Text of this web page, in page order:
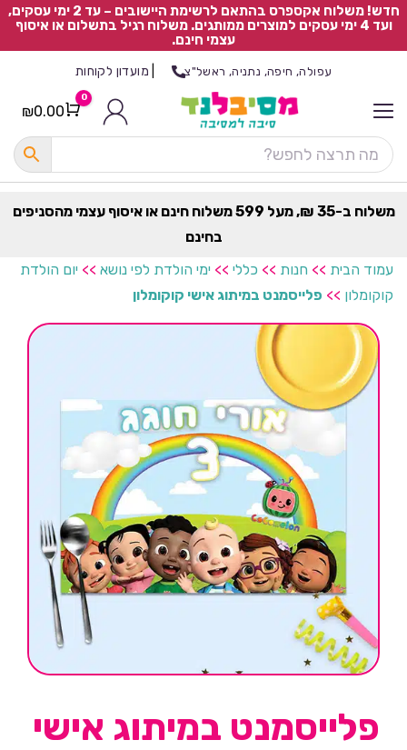
חדש! משלוח אקספרס בהתאם לרשימת היישובים – עד 2 ימי עסקים,
ועד 4 ימי עסקים למוצרים ממותגים. משלוח רגיל בתשלום או איסוף
עצמי חינם.
עפולה, חיפה, נתניה, ראשל"צ מועדון לקוחות
Cart
0
₪0.00
משלוח ב-35 ₪, מעל 599 משלוח חינם או איסוף עצמי מהסניפים
בחינם
עמוד הבית >> חנות >> כללי >> ימי הולדת לפי נושא >> יום הולדת
קוקומלון >> פלייסמנט במיתוג אישי קוקומלון
פלייסמנט במיתוג אישי